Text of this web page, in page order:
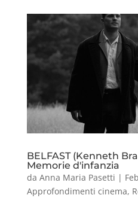
BELFAST (Kenneth
Memorie d'infanzia
da Anna Maria Pasetti |
Approfondimenti cinema,